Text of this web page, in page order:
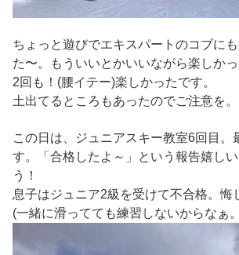
ちょっと遊びでエキスパートのコブに
た〜。もういいとかいいながら楽しか
2回も！(腰イテー)楽しかったです。
土出てるところもあったのでご注意を。
この日は、ジュニアスキー教室6回目。
す。「合格したよ～」という報告嬉し
う！
息子はジュニア2級を受けて不合格。悔
(一緒に滑ってても練習しないからなぁ